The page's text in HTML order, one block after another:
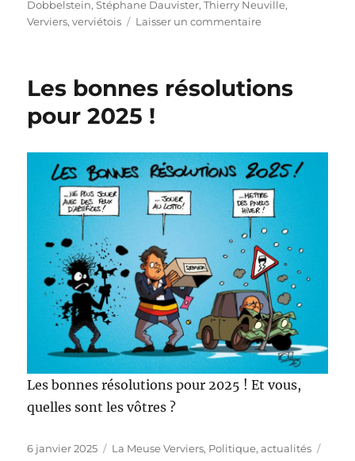
Dobbelstein,Stéphane Dauvister,Thierry Neuville,
Verviers,verviétois Laisser un commentairesur
l’année
Les bonnes résolutions
pour 2025 !
Les bonnes résolutions pour 2025 ! Et vous,
quelles sont les vôtres ?
Publié
6 janvier 2025 Catégories
La Meuse Verviers, Politique, actualités